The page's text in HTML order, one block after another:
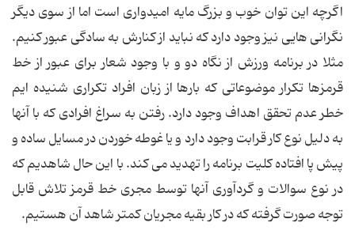
اگرچه این توان خوب و بزرگ مایه امیدواری است اما از سوی دیگر
نگرانی هایی نیز وجود دارد که نباید از کنارش به سادگی عبور کنیم.
مثلا در برنامه ورزش از نگاه دو و با وجود شعار برای عبور از خط
قرمزها تکرار موضوعاتی که بارها از زبان افراد تکراری شنیده ایم
خطر عدم تحقق اهداف وجود دارد. رفتن به سراغ افرادی که با آنها
به دلیل نوع کار قرابت وجود دارد و یا غوطه خوردن در مسایل ساده و
پیش پا افتاده کلیت برنامه را تهدید می کند. با این حال شاهدیم که
در نوع سوالات و گردآوری آنها توسط مجری خط قرمز تلاش قابل
توجه صورت گرفته که در کار بقیه مجریان کمتر شاهد آن هستیم.